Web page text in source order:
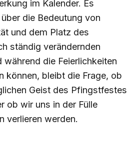
im Kalender. Es
die Bedeutung von
und dem Platz des
ständig verändernden
die Feierlichkeiten
können, bleibt die Frage, ob
Geist des Pfingstfestes
ob wir uns in der Fülle
verlieren werden.